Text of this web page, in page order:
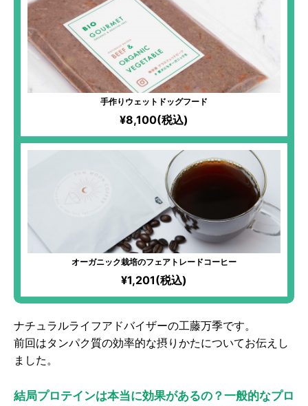
手作りウェットドッグフード
¥8,100(税込)
オーガニック栽培のフェアトレードコーヒー
¥1,201(税込)
ナチュラルライフアドバイザーの工藤万季です。
前回はタンパク質の効率的な摂りかたについてお伝えし
ました。
結局プロテインは本当に効果があるの？一般的なプロ